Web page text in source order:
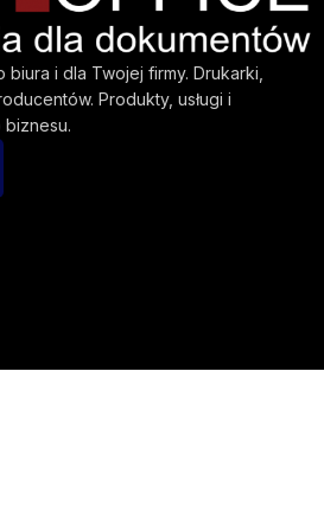
i dla Twojej firmy. Drukarki,
Produkty, usługi i